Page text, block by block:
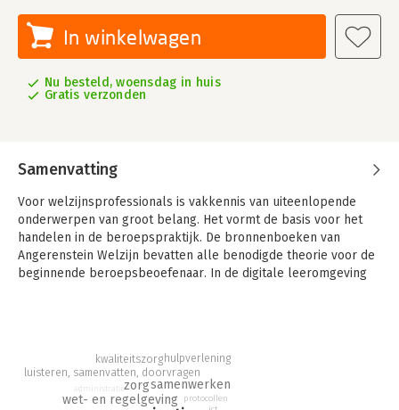
In winkelwagen
Nu besteld, woensdag in huis
Gratis verzonden
Samenvatting
Voor welzijnsprofessionals is vakkennis van uiteenlopende
onderwerpen van groot belang. Het vormt de basis voor het
handelen in de beroepspraktijk. De bronnenboeken van
Angerenstein Welzijn bevatten alle benodigde theorie voor de
beginnende beroepsbeoefenaar. In de digitale leeromgeving
Professioneel werken is één van de generieke boeken van de
methode Angerenstein Welzijn. Dit bronnenboek bevat de
basiskennis over de onderwerpen: geschiedenis en visie zorg-
wet- en regelgeving
zorgsamenwerken
luisteren, samenvatten, doorvragen
kwaliteitszorghulpverlening
protocollen
administratie